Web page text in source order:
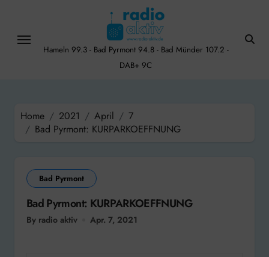
content
Hameln 99.3 - Bad Pyrmont 94.8 - Bad Münder 107.2 -
DAB+ 9C
Home 2021 April
7
Bad Pyrmont: KURPARKOEFFNUNG
Bad Pyrmont
Bad Pyrmont: KURPARKOEFFNUNG
By radio aktiv Apr. 7, 2021